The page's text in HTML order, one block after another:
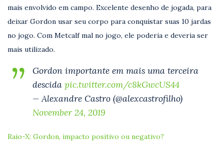
mais envolvido em campo. Excelente desenho de jogada, para
deixar Gordon usar seu corpo para conquistar suas 10 jardas
no jogo. Com Metcalf mal no jogo, ele poderia e deveria ser
mais utilizado.
Gordon importante em mais uma terceira
descida pic.twitter.com/c8kGwcUS44
— Alexandre Castro (@alexcastrofilho)
November 24, 2019
Raio-X: Gordon, impacto positivo ou negativo?